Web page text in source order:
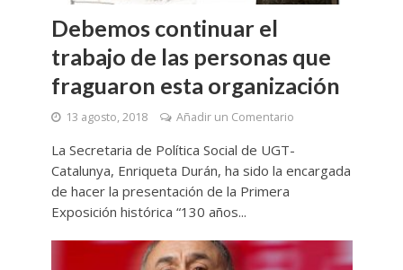
Debemos continuar el
trabajo de las personas que
fraguaron esta organización
13 agosto, 2018 Añadir un Comentario
La Secretaria de Política Social de UGT-
Catalunya, Enriqueta Durán, ha sido la encargada
de hacer la presentación de la Primera
Exposición histórica “130 años...